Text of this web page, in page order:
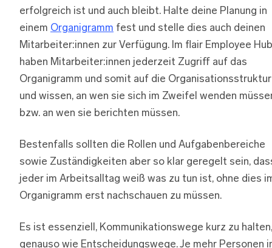
erfolgreich ist und auch bleibt. Halte deine Planung in
einem Organigramm fest und stelle dies auch deinen
Mitarbeiter:innen zur Verfügung. Im flair Employee Hub
haben Mitarbeiter:innen jederzeit Zugriff auf das
Organigramm und somit auf die Organisationsstruktur
und wissen, an wen sie sich im Zweifel wenden
bzw. an wen sie berichten müssen.
Bestenfalls sollten die Rollen und Aufgabenbereiche
sowie Zuständigkeiten aber so klar geregelt sein,
jeder im Arbeitsalltag weiß was zu tun ist, ohne dies
Organigramm erst nachschauen zu müssen.
Es ist essenziell, Kommunikationswege kurz zu halten,
genauso wie Entscheidungswege. Je mehr Personen